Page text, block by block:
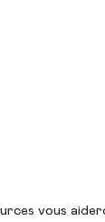
vous